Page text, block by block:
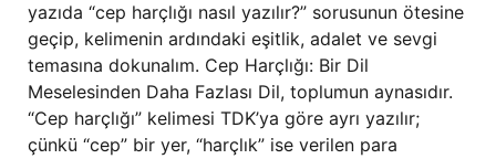
yazıda “cep harçlığı nasıl yazılır?” sorusunun ötesine
geçip, kelimenin ardındaki eşitlik, adalet ve sevgi
temasına dokunalım. Cep Harçlığı: Bir Dil
Meselesinden Daha Fazlası Dil, toplumun aynasıdır.
“Cep harçlığı” kelimesi TDK’ya göre ayrı yazılır;
çünkü “cep” bir yer, “harçlık” ise verilen para